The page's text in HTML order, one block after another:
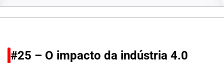
#25 – O impacto da indústria 4.0